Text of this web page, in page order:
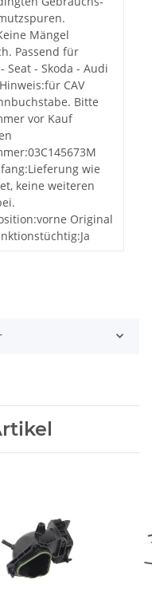
Mängel
Passend für
Seat - Skoda - Audi
CAV
Bitte
vor Kauf
wie
keine weiteren
Original